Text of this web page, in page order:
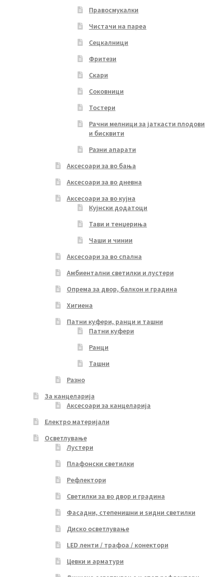
Правосмукалки
Чистачи на пареа
Сецкалници
Фритези
Скари
Соковници
Тостери
Рачни мелници за јаткасти плодови
и бисквити
Разни апарати
Аксесоари за во бања
Аксесоари за во дневна
Аксесоари за во кујна
Кујнски додатоци
Тави и тенџериња
Чаши и чинии
Аксесоари за во спална
Амбиентални светилки и лустери
Опрема за двор, балкон и градина
Хигиена
Патни куфери, ранци и ташни
Патни куфери
Ранци
Ташни
Разно
За канцеларија
Аксесоари за канцеларија
Електро материјали
Осветлување
Лустери
Плафонски светилки
Рефлектори
Светилки за во двор и градина
Фасадни, степенишни и ѕидни светилки
Диско осветлување
LED ленти / трафоа / конектори
Цевки и арматури